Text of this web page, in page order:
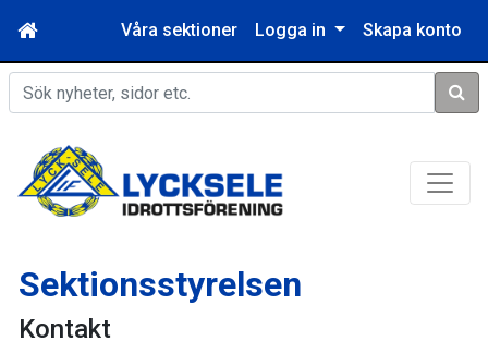
Våra sektioner Logga in Skapa konto
Sök
Sektionsstyrelsen
Kontakt